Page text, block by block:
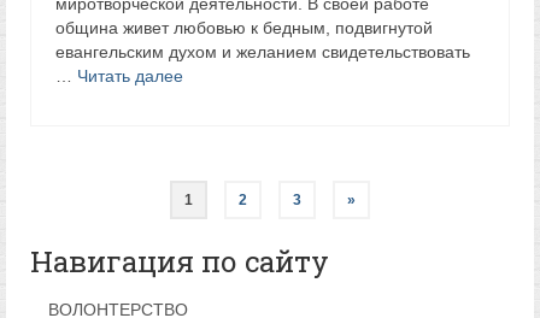
община живет любовью к бедным, подвигнутой
евангельским духом и желанием свидетельствовать
Читать далее
1 2 3 »
Навигация по сайту
ВОЛОНТЕРСТВО